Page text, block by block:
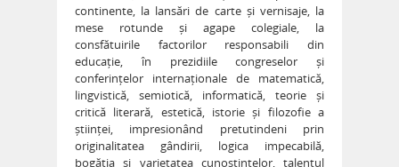
continente, la lansări de carte și vernisaje, la
mese rotunde și agape colegiale, la
consfătuirile factorilor responsabili din
educație, în prezidiile congreselor și
conferințelor internaționale de matematică,
lingvistică, semiotică, informatică, teorie și
critică literară, estetică, istorie și filozofie a
științei, impresionând pretutindeni prin
originalitatea gândirii, logica impecabilă,
bogăția și varietatea cunoștințelor, talentul